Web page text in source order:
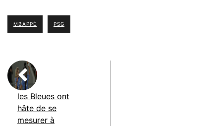
MBAPPÉ PSG
les Bleues ont
hâte de se
mesurer à